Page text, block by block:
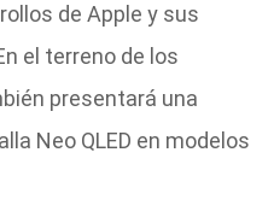
de Apple y sus
el terreno de los
presentará una
Neo QLED en modelos